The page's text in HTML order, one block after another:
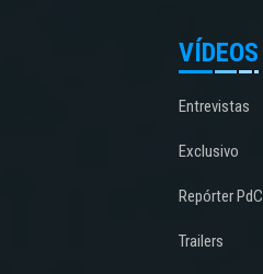
VÍDEOS
Entrevistas
Exclusivo
Repórter PdC
Trailers